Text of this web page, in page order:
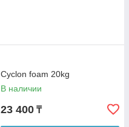
Cyclon foam 20kg
В наличии
23 400 ₸